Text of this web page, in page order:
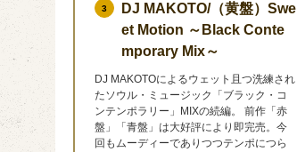
3
DJ MAKOTO/（黄盤）Swe
et Motion ～Black Conte
mporary Mix～
DJ MAKOTOによるウェット且つ洗練され
たソウル・ミュージック「ブラック・コ
ンテンポラリー」MIXの続編。 前作「赤
盤」「青盤」は大好評により即完売。今
回もムーディーでありつつテンポにつら